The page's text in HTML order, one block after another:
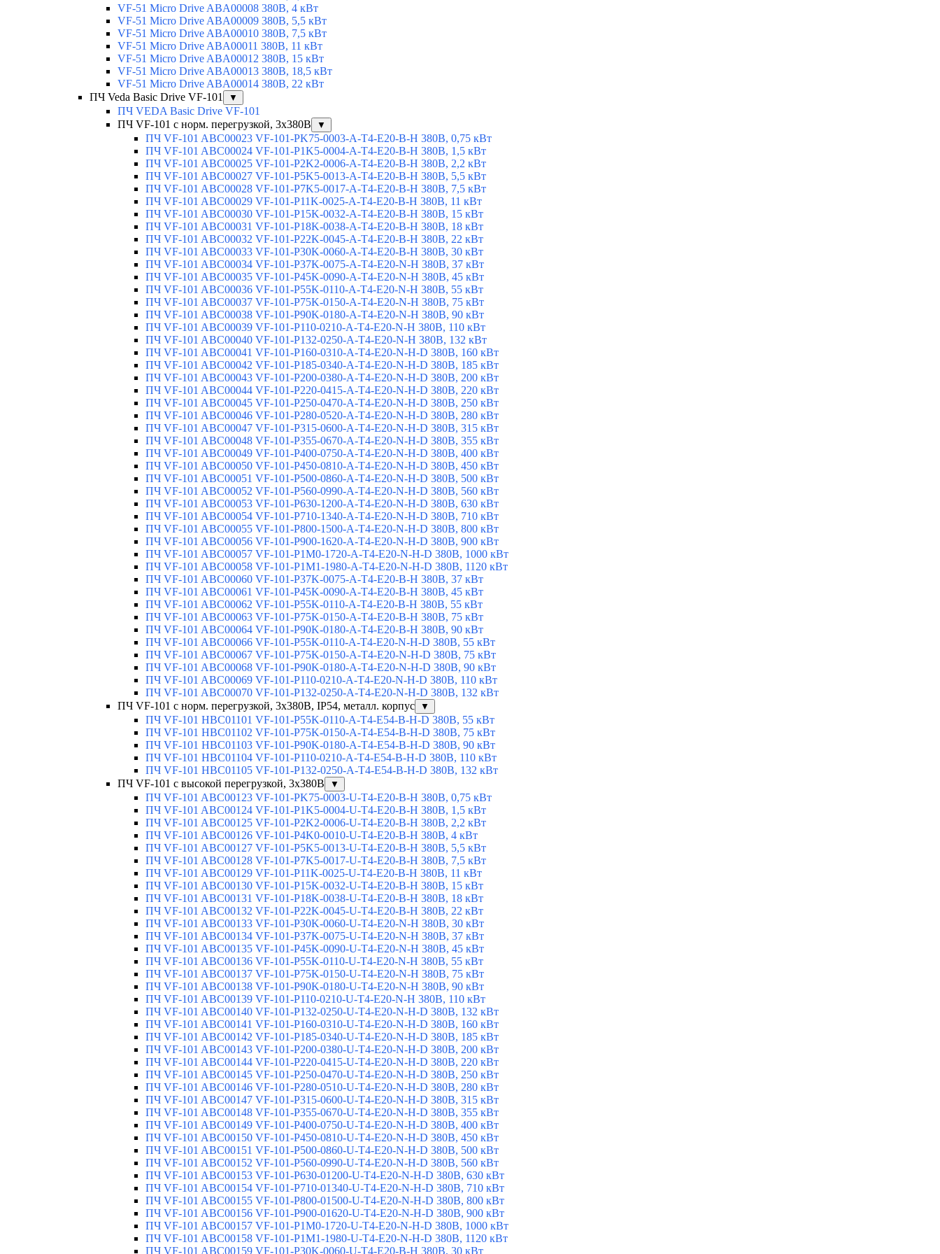
VF-51 Micro Drive ABA00008 380В, 4 кВт
VF-51 Micro Drive ABA00009 380В, 5,5 кВт
VF-51 Micro Drive ABA00010 380В, 7,5 кВт
VF-51 Micro Drive ABA00011 380В, 11 кВт
VF-51 Micro Drive ABA00012 380В, 15 кВт
VF-51 Micro Drive ABA00013 380В, 18,5 кВт
VF-51 Micro Drive ABA00014 380В, 22 кВт
ПЧ Veda Basic Drive VF-101
▼
ПЧ VEDA Basic Drive VF-101
ПЧ VF-101 с норм. перегрузкой, 3х380В
▼
ПЧ VF-101 ABC00023 VF-101-PK75-0003-A-T4-E20-B-H 380В, 0,75 кВт
ПЧ VF-101 ABC00024 VF-101-P1K5-0004-A-T4-E20-B-H 380В, 1,5 кВт
ПЧ VF-101 ABC00025 VF-101-P2K2-0006-A-T4-E20-B-H 380В, 2,2 кВт
ПЧ VF-101 ABC00027 VF-101-P5K5-0013-A-T4-E20-B-H 380В, 5,5 кВт
ПЧ VF-101 ABC00028 VF-101-P7K5-0017-A-T4-E20-B-H 380В, 7,5 кВт
ПЧ VF-101 ABC00029 VF-101-P11K-0025-A-T4-E20-B-H 380В, 11 кВт
ПЧ VF-101 ABC00030 VF-101-P15K-0032-A-T4-E20-B-H 380В, 15 кВт
ПЧ VF-101 ABC00031 VF-101-P18K-0038-A-T4-E20-B-H 380В, 18 кВт
ПЧ VF-101 ABC00032 VF-101-P22K-0045-A-T4-E20-B-H 380В, 22 кВт
ПЧ VF-101 ABC00033 VF-101-P30K-0060-A-T4-E20-B-H 380В, 30 кВт
ПЧ VF-101 ABC00034 VF-101-P37K-0075-A-T4-E20-N-H 380В, 37 кВт
ПЧ VF-101 ABC00035 VF-101-P45K-0090-A-T4-E20-N-H 380В, 45 кВт
ПЧ VF-101 ABC00036 VF-101-P55K-0110-A-T4-E20-N-H 380В, 55 кВт
ПЧ VF-101 ABC00037 VF-101-P75K-0150-A-T4-E20-N-H 380В, 75 кВт
ПЧ VF-101 ABC00038 VF-101-P90K-0180-A-T4-E20-N-H 380В, 90 кВт
ПЧ VF-101 ABC00039 VF-101-P110-0210-A-T4-E20-N-H 380В, 110 кВт
ПЧ VF-101 ABC00040 VF-101-P132-0250-A-T4-E20-N-H 380В, 132 кВт
ПЧ VF-101 ABC00041 VF-101-P160-0310-A-T4-E20-N-H-D 380В, 160 кВт
ПЧ VF-101 ABC00042 VF-101-P185-0340-A-T4-E20-N-H-D 380В, 185 кВт
ПЧ VF-101 ABC00043 VF-101-P200-0380-A-T4-E20-N-H-D 380В, 200 кВт
ПЧ VF-101 ABC00044 VF-101-P220-0415-A-T4-E20-N-H-D 380В, 220 кВт
ПЧ VF-101 ABC00045 VF-101-P250-0470-A-T4-E20-N-H-D 380В, 250 кВт
ПЧ VF-101 ABC00046 VF-101-P280-0520-A-T4-E20-N-H-D 380В, 280 кВт
ПЧ VF-101 ABC00047 VF-101-P315-0600-A-T4-E20-N-H-D 380В, 315 кВт
ПЧ VF-101 ABC00048 VF-101-P355-0670-A-T4-E20-N-H-D 380В, 355 кВт
ПЧ VF-101 ABC00049 VF-101-P400-0750-A-T4-E20-N-H-D 380В, 400 кВт
ПЧ VF-101 ABC00050 VF-101-P450-0810-A-T4-E20-N-H-D 380В, 450 кВт
ПЧ VF-101 ABC00051 VF-101-P500-0860-A-T4-E20-N-H-D 380В, 500 кВт
ПЧ VF-101 ABC00052 VF-101-P560-0990-A-T4-E20-N-H-D 380В, 560 кВт
ПЧ VF-101 ABC00053 VF-101-P630-1200-A-T4-E20-N-H-D 380В, 630 кВт
ПЧ VF-101 ABC00054 VF-101-P710-1340-A-T4-E20-N-H-D 380В, 710 кВт
ПЧ VF-101 ABC00055 VF-101-P800-1500-A-T4-E20-N-H-D 380В, 800 кВт
ПЧ VF-101 ABC00056 VF-101-P900-1620-A-T4-E20-N-H-D 380В, 900 кВт
ПЧ VF-101 ABC00057 VF-101-P1M0-1720-A-T4-E20-N-H-D 380В, 1000 кВт
ПЧ VF-101 ABC00058 VF-101-P1M1-1980-A-T4-E20-N-H-D 380В, 1120 кВт
ПЧ VF-101 ABC00060 VF-101-P37K-0075-A-T4-E20-B-H 380В, 37 кВт
ПЧ VF-101 ABC00061 VF-101-P45K-0090-A-T4-E20-B-H 380В, 45 кВт
ПЧ VF-101 ABC00062 VF-101-P55K-0110-A-T4-E20-B-H 380В, 55 кВт
ПЧ VF-101 ABC00063 VF-101-P75K-0150-A-T4-E20-B-H 380В, 75 кВт
ПЧ VF-101 ABC00064 VF-101-P90K-0180-A-T4-E20-B-H 380В, 90 кВт
ПЧ VF-101 ABC00066 VF-101-P55K-0110-A-T4-E20-N-H-D 380В, 55 кВт
ПЧ VF-101 ABC00067 VF-101-P75K-0150-A-T4-E20-N-H-D 380В, 75 кВт
ПЧ VF-101 ABC00068 VF-101-P90K-0180-A-T4-E20-N-H-D 380В, 90 кВт
ПЧ VF-101 ABC00069 VF-101-P110-0210-A-T4-E20-N-H-D 380В, 110 кВт
ПЧ VF-101 ABC00070 VF-101-P132-0250-A-T4-E20-N-H-D 380В, 132 кВт
ПЧ VF-101 с норм. перегрузкой, 3х380В, IP54, металл. корпус
▼
ПЧ VF-101 HBC01101 VF-101-P55K-0110-A-T4-E54-B-H-D 380В, 55 кВт
ПЧ VF-101 HBC01102 VF-101-P75K-0150-A-T4-E54-B-H-D 380В, 75 кВт
ПЧ VF-101 HBC01103 VF-101-P90K-0180-A-T4-E54-B-H-D 380В, 90 кВт
ПЧ VF-101 HBC01104 VF-101-P110-0210-A-T4-E54-B-H-D 380В, 110 кВт
ПЧ VF-101 HBC01105 VF-101-P132-0250-A-T4-E54-B-H-D 380В, 132 кВт
ПЧ VF-101 с высокой перегрузкой, 3x380В
▼
ПЧ VF-101 ABC00123 VF-101-PK75-0003-U-T4-E20-B-H 380В, 0,75 кВт
ПЧ VF-101 ABC00124 VF-101-P1K5-0004-U-T4-E20-B-H 380В, 1,5 кВт
ПЧ VF-101 ABC00125 VF-101-P2K2-0006-U-T4-E20-B-H 380В, 2,2 кВт
ПЧ VF-101 ABC00126 VF-101-P4K0-0010-U-T4-E20-B-H 380В, 4 кВт
ПЧ VF-101 ABC00127 VF-101-P5K5-0013-U-T4-E20-B-H 380В, 5,5 кВт
ПЧ VF-101 ABC00128 VF-101-P7K5-0017-U-T4-E20-B-H 380В, 7,5 кВт
ПЧ VF-101 ABC00129 VF-101-P11K-0025-U-T4-E20-B-H 380В, 11 кВт
ПЧ VF-101 ABC00130 VF-101-P15K-0032-U-T4-E20-B-H 380В, 15 кВт
ПЧ VF-101 ABC00131 VF-101-P18K-0038-U-T4-E20-B-H 380В, 18 кВт
ПЧ VF-101 ABC00132 VF-101-P22K-0045-U-T4-E20-B-H 380В, 22 кВт
ПЧ VF-101 ABC00133 VF-101-P30K-0060-U-T4-E20-N-H 380В, 30 кВт
ПЧ VF-101 ABC00134 VF-101-P37K-0075-U-T4-E20-N-H 380В, 37 кВт
ПЧ VF-101 ABC00135 VF-101-P45K-0090-U-T4-E20-N-H 380В, 45 кВт
ПЧ VF-101 ABC00136 VF-101-P55K-0110-U-T4-E20-N-H 380В, 55 кВт
ПЧ VF-101 ABC00137 VF-101-P75K-0150-U-T4-E20-N-H 380В, 75 кВт
ПЧ VF-101 ABC00138 VF-101-P90K-0180-U-T4-E20-N-H 380В, 90 кВт
ПЧ VF-101 ABC00139 VF-101-P110-0210-U-T4-E20-N-H 380В, 110 кВт
ПЧ VF-101 ABC00140 VF-101-P132-0250-U-T4-E20-N-H-D 380В, 132 кВт
ПЧ VF-101 ABC00141 VF-101-P160-0310-U-T4-E20-N-H-D 380В, 160 кВт
ПЧ VF-101 ABC00142 VF-101-P185-0340-U-T4-E20-N-H-D 380В, 185 кВт
ПЧ VF-101 ABC00143 VF-101-P200-0380-U-T4-E20-N-H-D 380В, 200 кВт
ПЧ VF-101 ABC00144 VF-101-P220-0415-U-T4-E20-N-H-D 380В, 220 кВт
ПЧ VF-101 ABC00145 VF-101-P250-0470-U-T4-E20-N-H-D 380В, 250 кВт
ПЧ VF-101 ABC00146 VF-101-P280-0510-U-T4-E20-N-H-D 380В, 280 кВт
ПЧ VF-101 ABC00147 VF-101-P315-0600-U-T4-E20-N-H-D 380В, 315 кВт
ПЧ VF-101 ABC00148 VF-101-P355-0670-U-T4-E20-N-H-D 380В, 355 кВт
ПЧ VF-101 ABC00149 VF-101-P400-0750-U-T4-E20-N-H-D 380В, 400 кВт
ПЧ VF-101 ABC00150 VF-101-P450-0810-U-T4-E20-N-H-D 380В, 450 кВт
ПЧ VF-101 ABC00151 VF-101-P500-0860-U-T4-E20-N-H-D 380В, 500 кВт
ПЧ VF-101 ABC00152 VF-101-P560-0990-U-T4-E20-N-H-D 380В, 560 кВт
ПЧ VF-101 ABC00153 VF-101-P630-01200-U-T4-E20-N-H-D 380В, 630 кВт
ПЧ VF-101 ABC00154 VF-101-P710-01340-U-T4-E20-N-H-D 380В, 710 кВт
ПЧ VF-101 ABC00155 VF-101-P800-01500-U-T4-E20-N-H-D 380В, 800 кВт
ПЧ VF-101 ABC00156 VF-101-P900-01620-U-T4-E20-N-H-D 380В, 900 кВт
ПЧ VF-101 ABC00157 VF-101-P1M0-1720-U-T4-E20-N-H-D 380В, 1000 кВт
ПЧ VF-101 ABC00158 VF-101-P1M1-1980-U-T4-E20-N-H-D 380В, 1120 кВт
ПЧ VF-101 ABC00159 VF-101-P30K-0060-U-T4-E20-B-H 380В, 30 кВт